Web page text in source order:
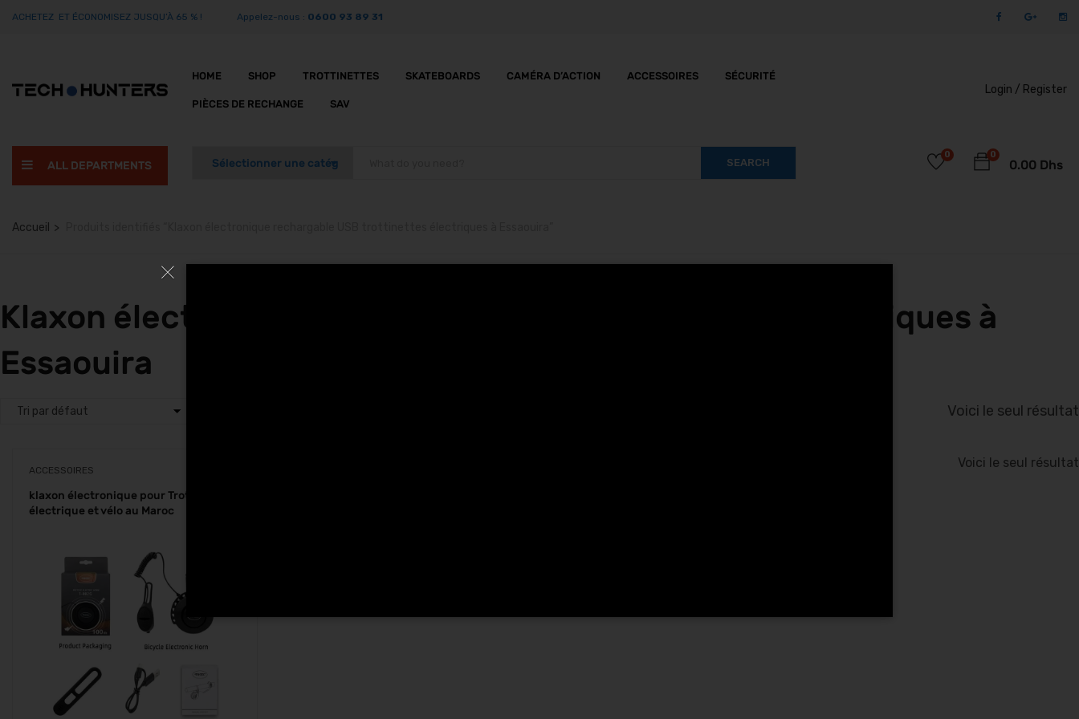
ACHETEZ ET ÉCONOMISEZ JUSQU’À 65 % ! Appelez-nous : 0600 93 89 31
HOME SHOP TROTTINETTES SKATEBOARDS CAMÉRA D’ACTION ACCESSOIRES SÉCURITÉ
PIÈCES DE RECHANGE SAV
Login / Register
ALL DEPARTMENTS SEARCH
0
0.00 Dhs
0
Accueil
Klaxon électronique rechargable USB trottinettes électriques à
Essaouira
Voici le seul résultat
ACCESSOIRES
klaxon électronique pour Trottinette
électrique et vélo au Maroc
Voici le seul résultat